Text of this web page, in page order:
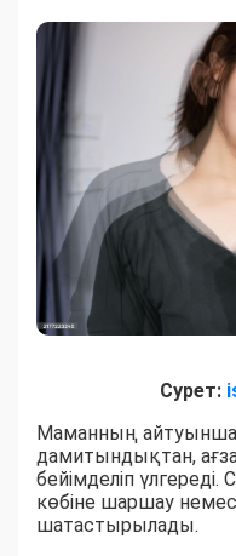
Сурет:
Маманның айтуынша,
дамитындықтан, ағза
бейімделіп үлгереді.
көбіне шаршау
шатастырылады.